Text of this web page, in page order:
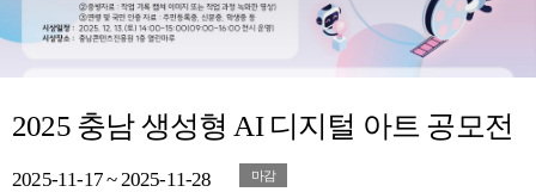
2025 충남 생성형 AI 디지털 아트 공모전
2025-11-17 ~ 2025-11-28 마감